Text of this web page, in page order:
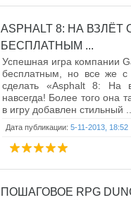
ASPHALT 8: НА
БЕСПЛАТНЫМ ...
Успешная игра компании
бесплатным, но все же с
сделать «Asphalt 8: На
навсегда! Более того она
в игру добавлен стильный ...
Дата публикации: 5-11-2013, 18:52
ПОШАГОВОЕ RPG